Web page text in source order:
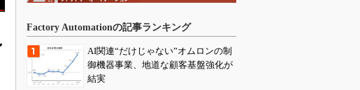
Factory Automationの記事ランキング
AI関連“だけじゃない”オムロンの制
御機器事業、地道な顧客基盤強化が
結実